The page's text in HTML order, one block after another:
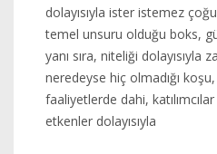
dolayısıyla ister istemez
temel unsuru olduğu boks,
yanı sıra, niteliği dolayısıyla
neredeyse hiç olmadığı
faaliyetlerde dahi,
etkenler dolayısıyla